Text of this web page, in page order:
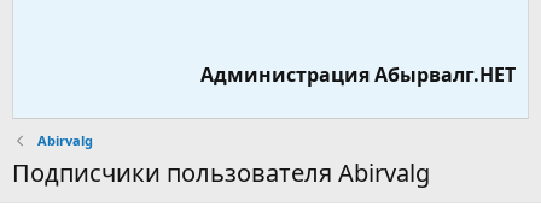
Администрация Абырвалг.НЕТ
Abirvalg
Подписчики пользователя Abirvalg